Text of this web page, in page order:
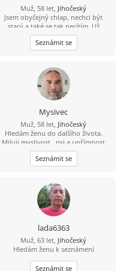
Muž, 58 let, Jihočeský
Jsem obyčejný chlap, nechci být
starý a také se tak necítím. Už
dlouho jsem někomu neřekl
"miláčku, lásko". Chtěl bych poznat
spíše štíhlou ženu, která by to chtěla
to i já slyšel iod ní. Jinak dílna,
zahrádka, dům, kolo, voda,
houbaření, cross golf, trochu tanec,
hudba, atd.
Seznámit se
Mysivec
Muž, 58 let, Jihočeský
Hledám ženu do dalšího života.
Miluji myslivost , psi a upřímnost
Seznámit se
lada6363
Muž, 63 let, Jihočeský
Hledám ženu k seznámení
Seznámit se